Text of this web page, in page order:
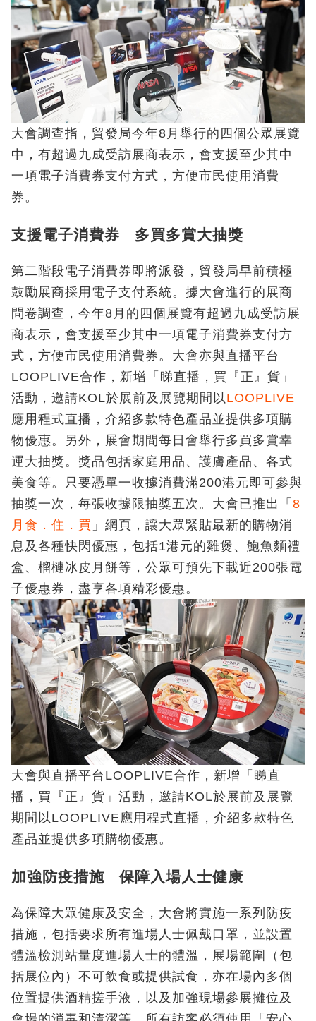
大會調查指，貿發局今年8月舉行的四個公眾展覽
中，有超過九成受訪展商表示，會支援至少其中
一項電子消費券支付方式，方便市民使用消費
券。
支援電子消費券 多買多賞大抽獎
第二階段電子消費券即將派發，貿發局早前積極
鼓勵展商採用電子支付系統。據大會進行的展商
問卷調查，今年8月的四個展覽有超過九成受訪展
商表示，會支援至少其中一項電子消費券支付方
式，方便市民使用消費券。大會亦與直播平台
LOOPLIVE合作，新增「睇直播，買『正』貨」
活動，邀請KOL於展前及展覽期間以 LOOPLIVE
應用程式直播，介紹多款特色產品並提供多項購
物優惠。另外，展會期間每日會舉行多買多賞幸
運大抽獎。獎品包括家庭用品、護膚產品、各式
美食等。只要憑單一收據消費滿200港元即可參與
抽獎一次，每張收據限抽獎五次。大會已推出「 8
月食．住．買 」網頁，讓大眾緊貼最新的購物消
息及各種快閃優惠，包括1港元的雞煲、鮑魚麵禮
盒、榴槤冰皮月餅等，公眾可預先下載近200張電
子優惠券，盡享各項精彩優惠。
大會與直播平台LOOPLIVE合作，新增「睇直
播，買『正』貨」活動，邀請KOL於展前及展覽
期間以LOOPLIVE應用程式直播，介紹多款特色
產品並提供多項購物優惠。
加強防疫措施 保障入場人士健康
為保障大眾健康及安全，大會將實施一系列防疫
措施，包括要求所有進場人士佩戴口罩，並設置
體溫檢測站量度進場人士的體溫，展場範圍（包
括展位內）不可飲食或提供試食，亦在場內多個
位置提供酒精搓手液，以及加強現場參展攤位及